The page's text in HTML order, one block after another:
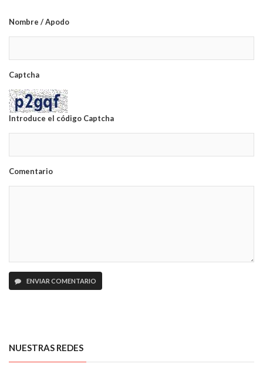
Nombre / Apodo
Captcha
Introduce el código Captcha
Comentario
ENVIAR COMENTARIO
NUESTRAS REDES